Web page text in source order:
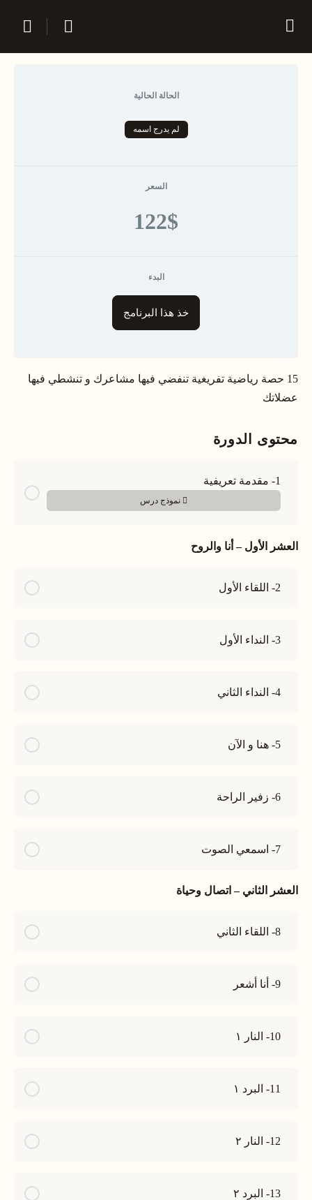
الحالة الحالية
لم يدرج اسمه
السعر
122$
البدء
خذ هذا البرنامج
15 حصة رياضية تفريغية تنفضي فيها مشاعرك و تنشطي فيها
عضلاتك
محتوى الدورة
1- مقدمة تعريفية
نموذج درس
العشر الأول – أنا والروح
2- اللقاء الأول
3- النداء الأول
4- النداء الثاني
5- هنا و الآن
6- زفير الراحة
7- اسمعي الصوت
العشر الثاني – اتصال وحياة
8- اللقاء الثاني
9- أنا أشعر
10- النار ١
11- البرد ١
12- النار ٢
13- البرد ٢